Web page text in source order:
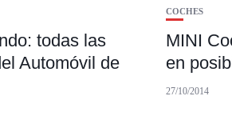
todas las
Automóvil de
COCHES
MINI
en
27/10/2014